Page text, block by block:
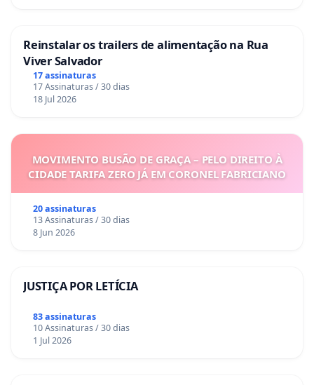
Reinstalar os trailers de alimentação na Rua
Viver Salvador
17 assinaturas
17 Assinaturas / 30 dias
18 Jul 2026
MOVIMENTO BUSÃO DE GRAÇA – PELO DIREITO À
CIDADE TARIFA ZERO JÁ EM CORONEL FABRICIANO
20 assinaturas
13 Assinaturas / 30 dias
8 Jun 2026
JUSTIÇA POR LETÍCIA
83 assinaturas
10 Assinaturas / 30 dias
1 Jul 2026